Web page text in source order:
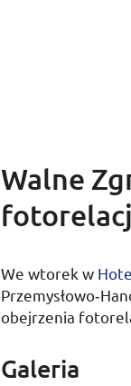
Walne
We wtorek w
obejrzenia
Galeria